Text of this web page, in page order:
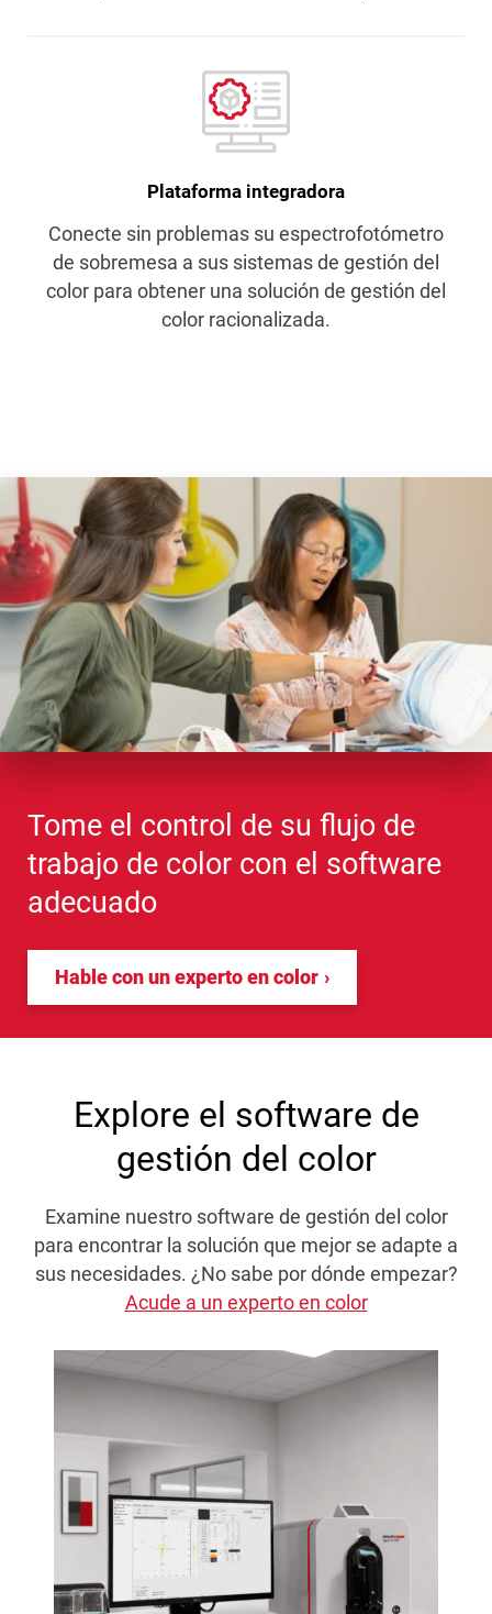
Plataforma integradora
Conecte sin problemas su espectrofotómetro
de sobremesa a sus sistemas de gestión del
color para obtener una solución de gestión del
color racionalizada.
Tome el control de su flujo de
trabajo de color con el software
adecuado
Hable con un experto en color
Explore el software de
gestión del color
Examine nuestro software de gestión del color
para encontrar la solución que mejor se adapte a
sus necesidades. ¿No sabe por dónde empezar?
Acude a un experto en color